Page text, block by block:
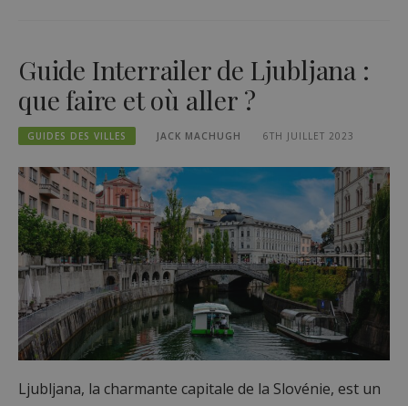
Guide Interrailer de Ljubljana :
que faire et où aller ?
GUIDES DES VILLES JACK MACHUGH 6TH JUILLET 2023
Ljubljana, la charmante capitale de la Slovénie, est un